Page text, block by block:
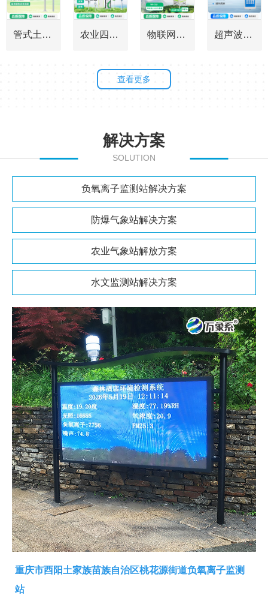
管式土壤监测站 农业四情监测系统 物联网虫情测报灯 超声波测深仪
查看更多
解决方案
SOLUTION
负氧离子监测站解决方案
防爆气象站解决方案
农业气象站解放方案
水文监测站解决方案
重庆市酉阳土家族苗族自治区桃花源街道负氧离子监测
站